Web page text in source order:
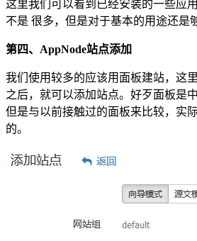
这里我们可以看到已经安装的一些应
不是 很多，但是对于基本的用途还是
第四、AppNode站点添加
我们使用较多的应该用面板建站，这
之后，就可以添加站点。好歹面板是
但是与以前接触过的面板来比较，实
的。